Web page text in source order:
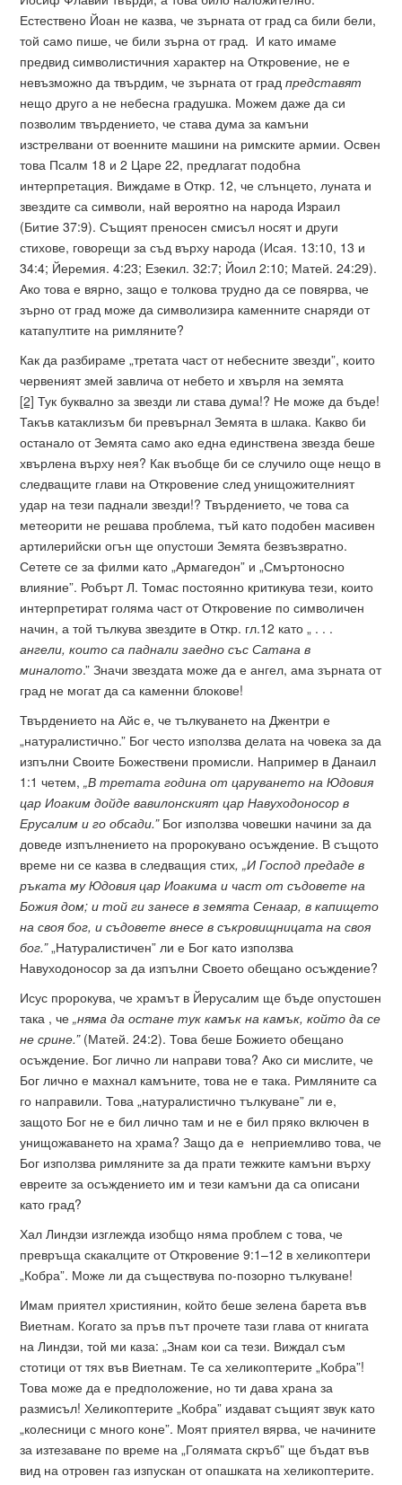
Естествено Йоан не казва, че зърната от град са били бели,
той само пише, че били зърна от град. И като имаме
предвид символистичния характер на Откровение, не е
невъзможно да твърдим, че зърната от градпредставят
нещо друго а не небесна градушка. Можем даже да си
позволим твърдението, че става дума за камъни
изстрелвани от военните машини на римските армии. Освен
това Псалм 18 и 2 Царе 22, предлагат подобна
интерпретация. Виждаме в Откр. 12, че слънцето, луната и
звездите са символи, най вероятно на народа Израил
(Битие 37:9). Същият преносен смисъл носят и други
стихове, говорещи за съд върху народа (Исая. 13:10, 13 и
34:4; Йеремия. 4:23; Езекил. 32:7; Йоил 2:10; Матей. 24:29).
Ако това е вярно, защо е толкова трудно да се повярва, че
зърно от град може да символизира каменните снаряди от
катапултите на римляните?
Как да разбираме „третата част от небесните звезди”, които
червеният змей завлича от небето и хвърля на земята
[2] Тук буквално за звезди ли става дума!? Не може да бъде!
Такъв катаклизъм би превърнал Земята в шлака. Какво би
останало от Земята само ако една единствена звезда беше
хвърлена върху нея? Как въобще би се случило още нещо в
следващите глави на Откровение след унищожителният
удар на тези паднали звезди!? Твърдението, че това са
метеорити не решава проблема, тъй като подобен масивен
артилерийски огън ще опустоши Земята безвъзвратно.
Сетете се за филми като „Армагедон” и „Смъртоносно
влияние”. Робърт Л. Томас постоянно критикува тези, които
интерпретират голяма част от Откровение по символичен
начин, а той тълкува звездите в Откр. гл.12 като „ . . .
ангели, които са паднали заедно със Сатана в
миналото.” Значи звездата може да е ангел, ама зърната от
град не могат да са каменни блокове!
Твърдението на Айс е, че тълкуването на Джентри е
„натуралистично.” Бог често използва делата на човека за да
изпълни Своите Божествени промисли. Например в Данаил
1:1 четем,„В третата година от царуването на Юдовия
цар Иоаким дойде вавилонският цар Навуходоносор в
Ерусалим и го обсади.”Бог използва човешки начини за да
доведе изпълнението на пророкувано осъждение. В същото
време ни се казва в следващия стих, „И Господ предаде в
ръката му Юдовия цар Иоакима и част от съдовете на
Божия дом; и той ги занесе в земята Сенаар, в капището
на своя бог, и съдовете внесе в съкровищницата на своя
бог.”„Натуралистичен” ли е Бог като използва
Навуходоносор за да изпълни Своето обещано осъждение?
Исус пророкува, че храмът в Йерусалим ще бъде опустошен
така , че„няма да остане тук камък на камък, който да се
не срине.” (Матей. 24:2). Това беше Божието обещано
осъждение. Бог лично ли направи това? Ако си мислите, че
Бог лично е махнал камъните, това не е така. Римляните са
го направили. Това „натуралистично тълкуване” ли е,
защото Бог не е бил лично там и не е бил пряко включен в
унищожаването на храма? Защо да е неприемливо това, че
Бог използва римляните за да прати тежките камъни върху
евреите за осъждението им и тези камъни да са описани
като град?
Хал Линдзи изглежда изобщо няма проблем с това, че
превръща скакалците от Откровение 9:1–12 в хеликоптери
„Кобра”. Може ли да съществува по-позорно тълкуване!
Имам приятел християнин, който беше зелена барета във
Виетнам. Когато за пръв път прочете тази глава от книгата
на Линдзи, той ми каза: „Знам кои са тези. Виждал съм
стотици от тях във Виетнам. Те са хеликоптерите „Кобра”!
Това може да е предположение, но ти дава храна за
размисъл! Хеликоптерите „Кобра” издават същият звук като
„колесници с много коне”. Моят приятел вярва, че начините
за изтезаване по време на „Голямата скръб” ще бъдат във
вид на отровен газ изпускан от опашката на хеликоптерите.